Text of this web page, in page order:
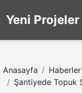
Yeni Projeler
Anasayfa Haberler
Şantiyede Topuk